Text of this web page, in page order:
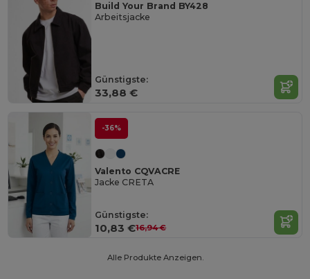
Build Your Brand BY428
Arbeitsjacke
Günstigste:
33,88 €
-36%
Valento CQVACRE
Jacke CRETA
Günstigste:
10,83 €16,94 €
Alle Produkte Anzeigen.